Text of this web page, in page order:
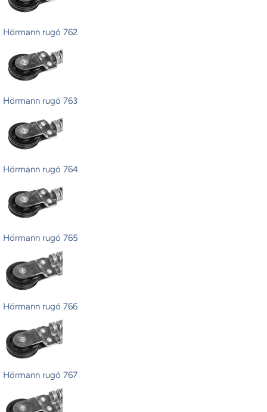
Hörmann rugó 762
Hörmann rugó 763
Hörmann rugó 764
Hörmann rugó 765
Hörmann rugó 766
Hörmann rugó 767